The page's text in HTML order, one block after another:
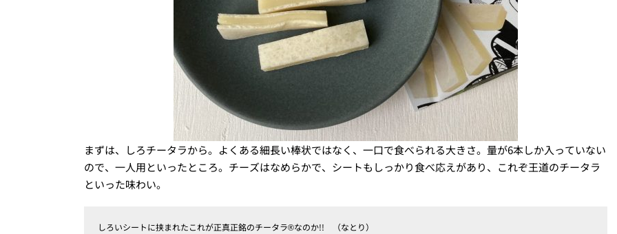
まずは、しろチータラから。よくある細長い棒状ではなく、一口で食べられる大きさ。量が6本しか入っていない
ので、一人用といったところ。チーズはなめらかで、シートもしっかり食べ応えがあり、これぞ王道のチータラ
といった味わい。
しろいシートに挟まれたこれが正真正銘のチータラ®なのか!! （なとり）